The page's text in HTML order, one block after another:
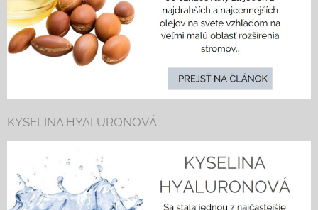
KYSELINA HYALURONOVÁ: